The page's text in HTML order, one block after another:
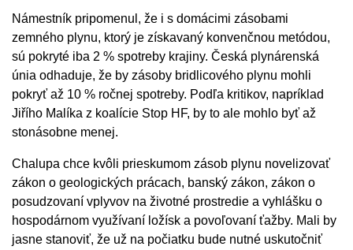
Námestník pripomenul, že i s domácimi zásobami
zemného plynu, ktorý je získavaný konvenčnou metódou,
sú pokryté iba 2 % spotreby krajiny. Česká plynárenská
únia odhaduje, že by zásoby bridlicového plynu mohli
pokryť až 10 % ročnej spotreby. Podľa kritikov, napríklad
Jiřího Malíka z koalície Stop HF, by to ale mohlo byť až
stonásobne menej.
Chalupa chce kvôli prieskumom zásob plynu novelizovať
zákon o geologických prácach, banský zákon, zákon o
posudzovaní vplyvov na životné prostredie a vyhlášku o
hospodárnom využívaní ložísk a povoľovaní ťažby. Mali by
jasne stanoviť, že už na počiatku bude nutné uskutočniť